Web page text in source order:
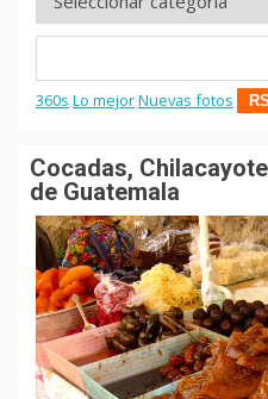
360s Lo mejorNuevas fotos
Cocadas,
de Guatemala